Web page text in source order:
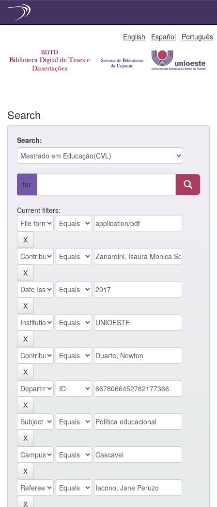
English Español Português
Search
Search:
for
Current filters: